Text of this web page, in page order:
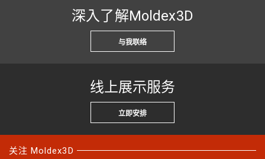
深入了解Moldex3D
与我联络
线上展示服务
立即安排
关注 Moldex3D